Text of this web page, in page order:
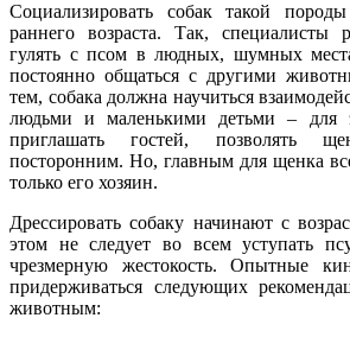
Социализировать собак такой
раннего возраста. Так, специалисты
гулять с псом в людных, шумных
постоянно общаться с другими
тем, собака должна научиться
людьми и маленькими детьми – для
приглашать гостей, позволять
посторонним. Но, главным для щенка
только его хозяин.
Дрессировать собаку начинают с
этом не следует во всем уступать
чрезмерную жестокость. Опытные
придерживаться следующих
животным: